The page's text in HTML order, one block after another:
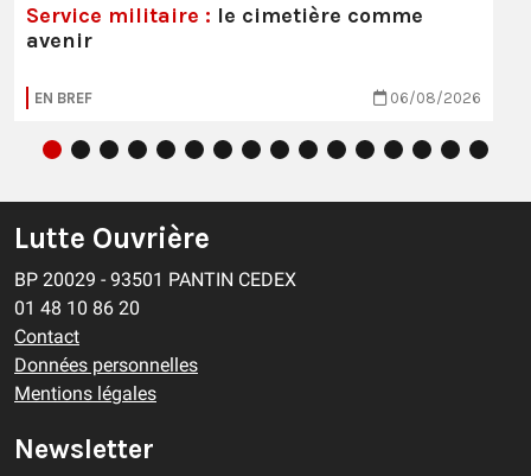
Service militaire : le cimetière comme
avenir
EN BREF 06/08/2026
Lutte Ouvrière
BP 20029 - 93501 PANTIN CEDEX
01 48 10 86 20
Contact
Données personnelles
Mentions légales
Newsletter